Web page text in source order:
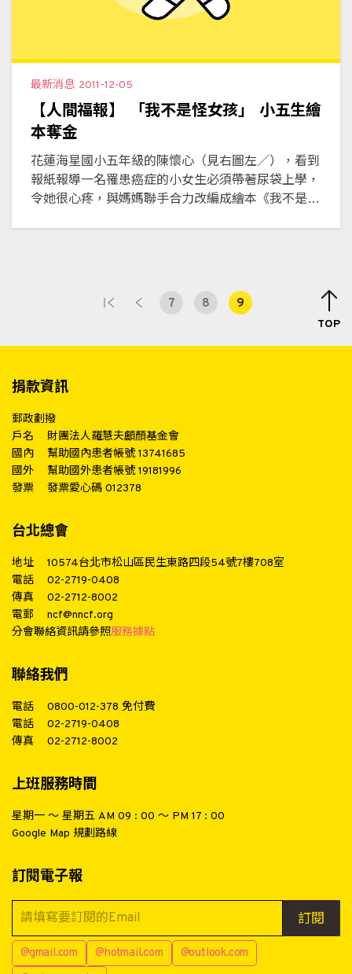
最新消息 2011-12-05
【人間福報】 「我不是怪女孩」 小五生繪
本奪金
花蓮海星國小五年級的陳懷心（見右圖左／），看到
報紙報導一名罹患癌症的小女生必須帶著尿袋上學，
令她很心疼，與媽媽聯手合力改編成繪本《我不是怪
7 8 9
捐款資訊
郵政劃撥
戶名
財團法人羅慧夫顱顏基金會
國內
幫助國內患者帳號 13741685
國外
幫助國外患者帳號 19181996
發票
發票愛心碼 012378
台北總會
地址
10574台北市松山區民生東路四段54號7樓708室
電話
02-2719-0408
傳真
02-2712-8002
電郵
ncf@nncf.org
分會聯絡資訊請參照服務據點
聯絡我們
電話 0800-012-378 免付費
電話
02-2719-0408
傳真
02-2712-8002
上班服務時間
星期一 ～ 星期五 AM 09 : 00 ～ PM 17 : 00
Google Map 規劃路線
訂閱電子報
訂閱
@gmail.com @hotmail.com
@outlook.com
TOP